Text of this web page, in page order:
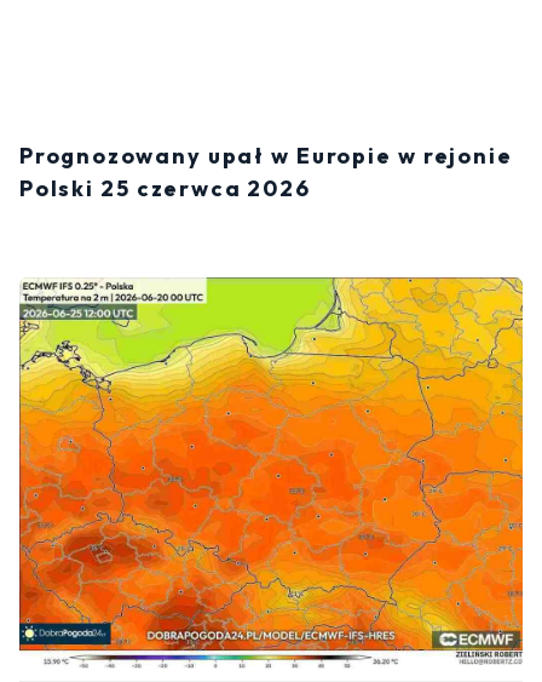
Prognozowany upał w Europie w rejonie
Polski 25 czerwca 2026